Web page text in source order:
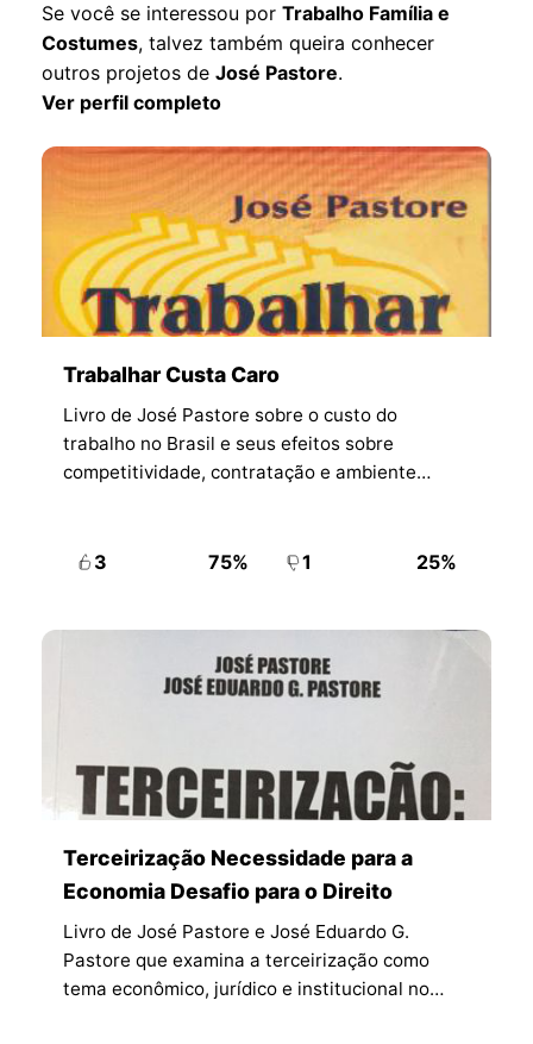
Se você se interessou porTrabalho Família e
Costumes, talvez também queira conhecer
outros projetos deJosé Pastore.
Ver perfil completo
Trabalhar Custa Caro
Livro de José Pastore sobre o custo do
trabalho no Brasil e seus efeitos sobre
competitividade, contratação e ambiente
3 75% 1 25%
Terceirização Necessidade para a
Economia Desafio para o Direito
Livro de José Pastore e José Eduardo G.
Pastore que examina a terceirização como
tema econômico, jurídico e institucional no